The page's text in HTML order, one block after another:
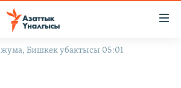
Бишкек убактысы 05:01